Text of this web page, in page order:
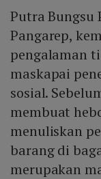
Putra Bungsu
Pangarep,
pengalaman
maskapai
sosial.
membuat
menuliskan
barang di
merupakan